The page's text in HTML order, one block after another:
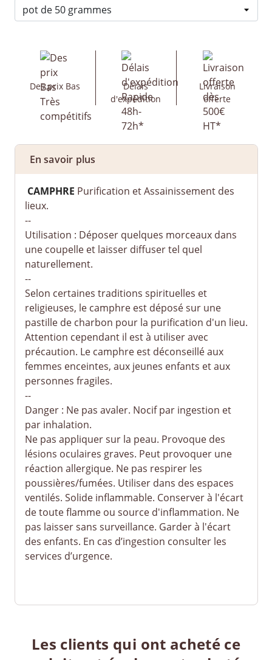
Des prix Bas
Délais
d'expédition
Livraison
offerte
En savoir plus
CAMPHRE Purification et Assainissement des
lieux.
--
Utilisation : Déposer quelques morceaux dans
une coupelle et laisser diffuser tel quel
naturellement.
--
Selon certaines traditions spirituelles et
religieuses, le camphre est déposé sur une
pastille de charbon pour la purification d'un lieu.
Attention cependant il est à utiliser avec
précaution. Le camphre est déconseillé aux
femmes enceintes, aux jeunes enfants et aux
personnes fragiles.
--
Danger : Ne pas avaler. Nocif par ingestion et
par inhalation.
Ne pas appliquer sur la peau. Provoque des
lésions oculaires graves. Peut provoquer une
réaction allergique. Ne pas respirer les
poussières/fumées. Utiliser dans des espaces
ventilés. Solide inflammable. Conserver à l'écart
de toute flamme ou source d'inflammation. Ne
pas laisser sans surveillance. Garder à l'écart
des enfants. En cas d’ingestion consulter les
services d’urgence.
Les clients qui ont acheté ce